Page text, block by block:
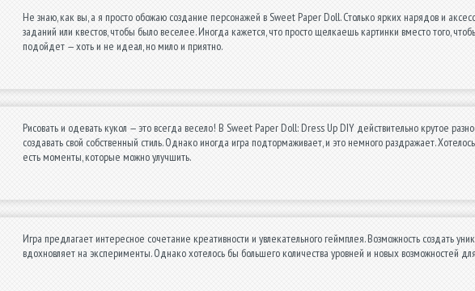
Не знаю, как вы, а я просто обожаю создание персонажей в Sweet Paper Doll. Столько ярких нарядов и
заданий или квестов, чтобы было веселее. Иногда кажется, что просто щелкаешь картинки вместо того,
подойдет — хоть и не идеал, но мило и приятно.
Рисовать и одевать кукол — это всегда весело! В Sweet Paper Doll: Dress Up DIY действительно крутое
создавать свой собственный стиль. Однако иногда игра подтормаживает, и это немного раздражает.
есть моменты, которые можно улучшить.
Игра предлагает интересное сочетание креативности и увлекательного геймплея. Возможность создать
вдохновляет на эксперименты. Однако хотелось бы большего количества уровней и новых возможностей